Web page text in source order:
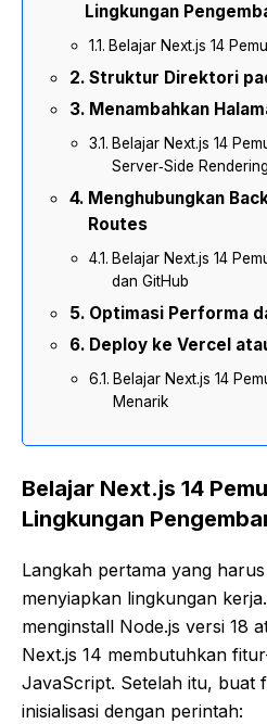
Lingkungan
Belajar Next.js 14
Struktur Direktori
Menambahkan
Belajar Next.js 14
Server‑Side Rendering
Menghubungkan
Routes
Belajar Next.js 14
dan GitHub
Optimasi Performa
Deploy ke Vercel
Belajar Next.js 14
Menarik
Belajar Next.js 14
Lingkungan
Langkah pertama yang
menyiapkan lingkungan
menginstall Node.js versi 18
Next.js 14 membutuhkan
JavaScript. Setelah itu, buat
inisialisasi dengan perintah: